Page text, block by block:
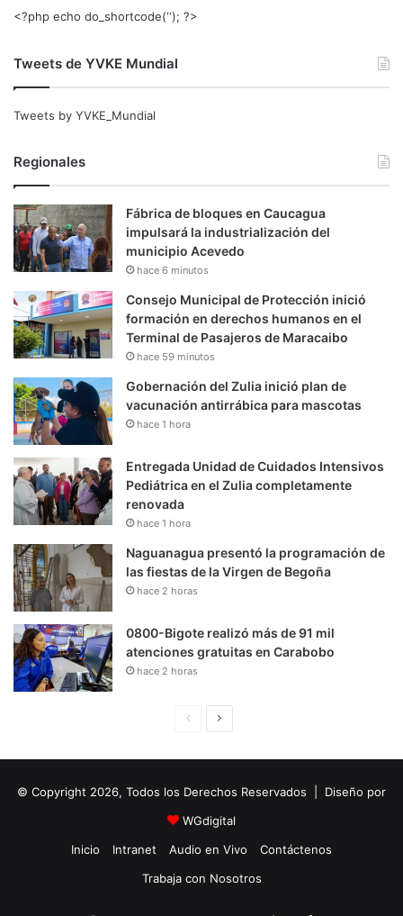
<?php echo do_shortcode(‘‘); ?>
Tweets de YVKE Mundial
Tweets by YVKE_Mundial
Regionales
Fábrica de bloques en Caucagua
impulsará la industrialización del
municipio Acevedo
hace 6 minutos
Consejo Municipal de Protección inició
formación en derechos humanos en el
Terminal de Pasajeros de Maracaibo
hace 59 minutos
Gobernación del Zulia inició plan de
vacunación antirrábica para mascotas
hace 1 hora
Entregada Unidad de Cuidados Intensivos
Pediátrica en el Zulia completamente
renovada
hace 1 hora
Naguanagua presentó la programación de
las fiestas de la Virgen de Begoña
hace 2 horas
0800-Bigote realizó más de 91 mil
atenciones gratuitas en Carabobo
hace 2 horas
i
n
a
u
i
e
© Copyright 2026, Todos los Derechos Reservados | Diseño por
WGdigital
Inicio
Intranet Audio en Vivo
Contáctenos
Trabaja con Nosotros